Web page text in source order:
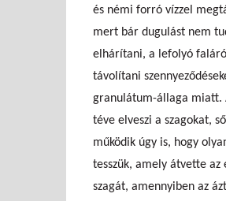
és némi forró vízzel
mert bár dugulást nem
elhárítani, a lefolyó
távolítani
granulátum-állaga miatt.
téve elveszi a szagokat,
működik úgy is, hogy
tesszük, amely átvette az
szagát, amennyiben az